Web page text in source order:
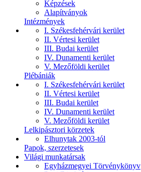
Képzések
Alapítványok
Intézmények
I. Székesfehérvári kerület
II. Vértesi kerület
III. Budai kerület
IV. Dunamenti kerület
V. Mezőföldi kerület
Plébániák
I. Székesfehérvári kerület
II. Vértesi kerület
III. Budai kerület
IV. Dunamenti kerület
V. Mezőföldi kerület
Lelkipásztori körzetek
Elhunytak 2003-tól
Papok, szerzetesek
Világi munkatársak
Egyházmegyei Törvénykönyv